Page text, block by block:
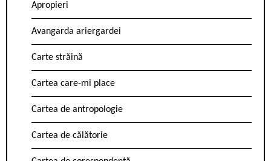
Apropieri
Avangarda ariergardei
Carte străină
Cartea care-mi place
Cartea de antropologie
Cartea de călătorie